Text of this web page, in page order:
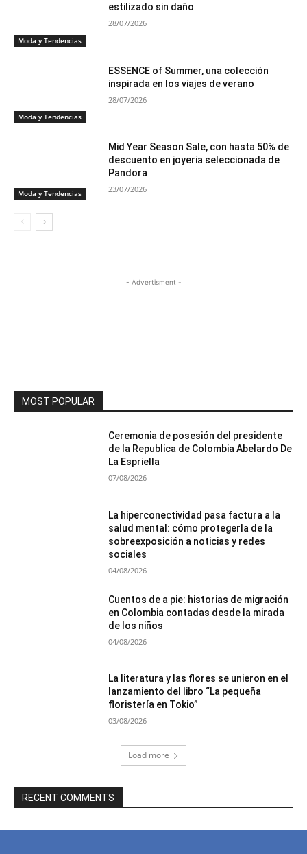
Moda y Tendencias
estilizado sin daño
28/07/2026
Moda y Tendencias
ESSENCE of Summer, una colección
inspirada en los viajes de verano
28/07/2026
Moda y Tendencias
Mid Year Season Sale, con hasta 50% de
descuento en joyeria seleccionada de
Pandora
23/07/2026
- Advertisment -
MOST POPULAR
Ceremonia de posesión del presidente
de la Republica de Colombia Abelardo De
La Espriella
07/08/2026
La hiperconectividad pasa factura a la
salud mental: cómo protegerla de la
sobreexposición a noticias y redes
sociales
04/08/2026
Cuentos de a pie: historias de migración
en Colombia contadas desde la mirada
de los niños
04/08/2026
La literatura y las flores se unieron en el
lanzamiento del libro “La pequeña
floristería en Tokio”
03/08/2026
Load more
RECENT COMMENTS